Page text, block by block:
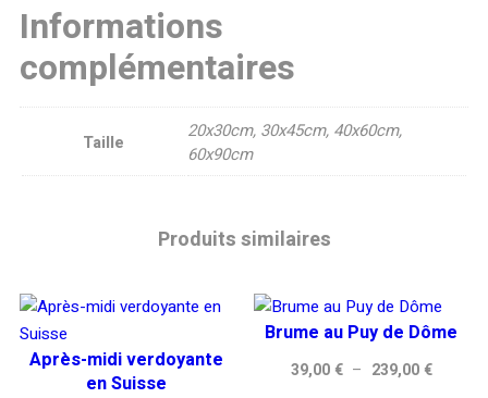
Informations
complémentaires
Taille
20x30cm, 30x45cm, 40x60cm,
60x90cm
Produits similaires
Après-midi verdoyante
en Suisse
Brume au Puy de Dôme
39,00 € – 239,00 €Plage